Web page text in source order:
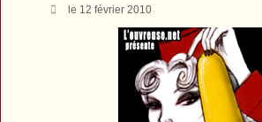
le 12 février 2010